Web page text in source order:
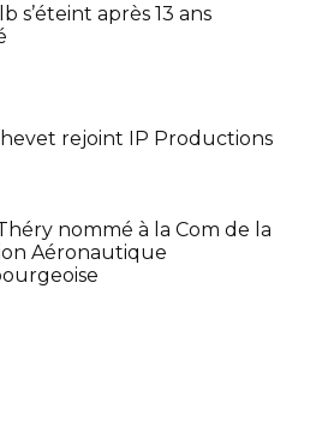
s’éteint après 13 ans
rejoint IP Productions
nommé à la Com de la
Aéronautique